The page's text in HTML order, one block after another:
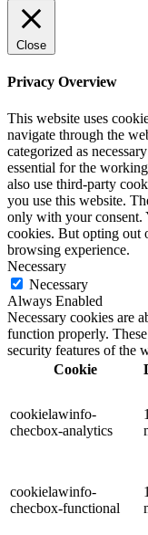
Close
Privacy Overview
This website uses
navigate through the
categorized as
essential for the
also use third-party
you use this website.
only with your consent.
cookies. But opting out
browsing experience.
Necessary
Necessary
Always Enabled
Necessary cookies are
function properly.
security features of the
Cookie
cookielawinfo-
checbox-analytics
cookielawinfo-
checbox-functional